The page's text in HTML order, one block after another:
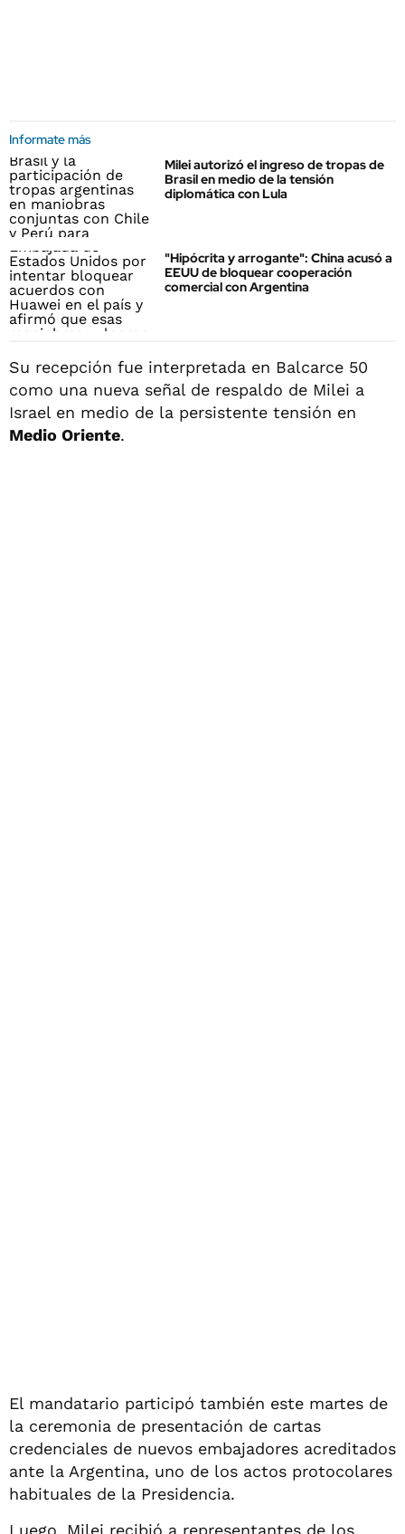
Informate más
Milei autorizó el ingreso de tropas de
Brasil en medio de la tensión
diplomática con Lula
"Hipócrita y arrogante": China acusó a
EEUU de bloquear cooperación
comercial con Argentina
Su recepción fue interpretada en Balcarce 50
como una nueva señal de respaldo de Milei a
Israel en medio de la persistente tensión en
Medio Oriente.
El mandatario participó también este martes de
la ceremonia de presentación de cartas
credenciales de nuevos embajadores acreditados
ante la Argentina, uno de los actos protocolares
habituales de la Presidencia.
Luego, Milei recibió a representantes de los